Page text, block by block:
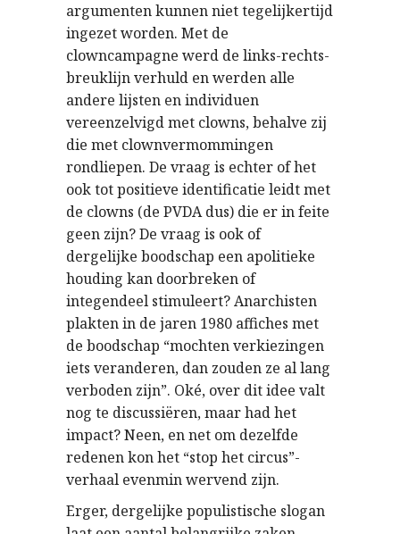
argumenten kunnen niet tegelijkertijd
ingezet worden. Met de
clowncampagne werd de links-rechts-
breuklijn verhuld en werden alle
andere lijsten en individuen
vereenzelvigd met clowns, behalve zij
die met clownvermommingen
rondliepen. De vraag is echter of het
ook tot positieve identificatie leidt met
de clowns (de PVDA dus) die er in feite
geen zijn? De vraag is ook of
dergelijke boodschap een apolitieke
houding kan doorbreken of
integendeel stimuleert? Anarchisten
plakten in de jaren 1980 affiches met
de boodschap “mochten verkiezingen
iets veranderen, dan zouden ze al lang
verboden zijn”. Oké, over dit idee valt
nog te discussiëren, maar had het
impact? Neen, en net om dezelfde
redenen kon het “stop het circus”-
verhaal evenmin wervend zijn.
Erger, dergelijke populistische slogan